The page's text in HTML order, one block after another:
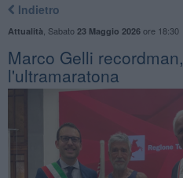
Indietro
Attualità Sabato 23 Maggio 2026ore 18:30
Marco Gelli
l'ultramaratona